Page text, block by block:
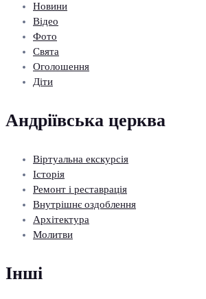
Новини
Відео
Фото
Свята
Оголошення
Діти
Андріївська церква
Віртуальна екскурсія
Історія
Ремонт і реставрація
Внутрішнє оздоблення
Архітектура
Молитви
Інші